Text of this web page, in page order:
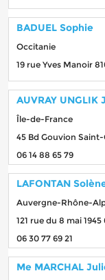
BADUEL Sophie
Occitanie
19 rue Yves Manoir
AUVRAY UNGLIK
Île-de-France
45 Bd Gouvion Saint-
06 14 88 65 79
LAFONTAN
Auvergne-Rhône-
121 rue du 8 mai
06 30 77 69 21
Me MARCHAL